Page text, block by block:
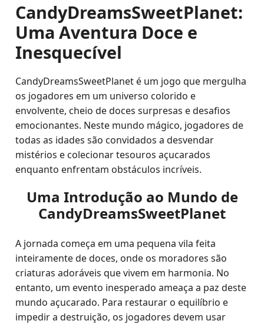
CandyDreamsSweetPlanet:
Uma Aventura Doce e
Inesquecível
CandyDreamsSweetPlanet é um jogo que mergulha
os jogadores em um universo colorido e
envolvente, cheio de doces surpresas e desafios
emocionantes. Neste mundo mágico, jogadores de
todas as idades são convidados a desvendar
mistérios e colecionar tesouros açucarados
enquanto enfrentam obstáculos incríveis.
Uma Introdução ao Mundo de
CandyDreamsSweetPlanet
A jornada começa em uma pequena vila feita
inteiramente de doces, onde os moradores são
criaturas adoráveis que vivem em harmonia. No
entanto, um evento inesperado ameaça a paz deste
mundo açucarado. Para restaurar o equilíbrio e
impedir a destruição, os jogadores devem usar